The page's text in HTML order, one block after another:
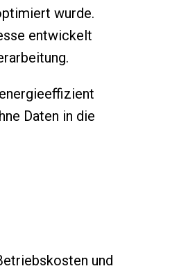
wurde.
entwickelt
Daten in die
und